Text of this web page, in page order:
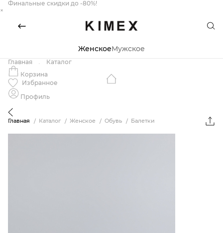
Финальные скидки до -80%!
×
ЖенскоеМужское
Главная
Каталог
Корзина
Избранное
Профиль
Главная Каталог Женское Обувь Балетки